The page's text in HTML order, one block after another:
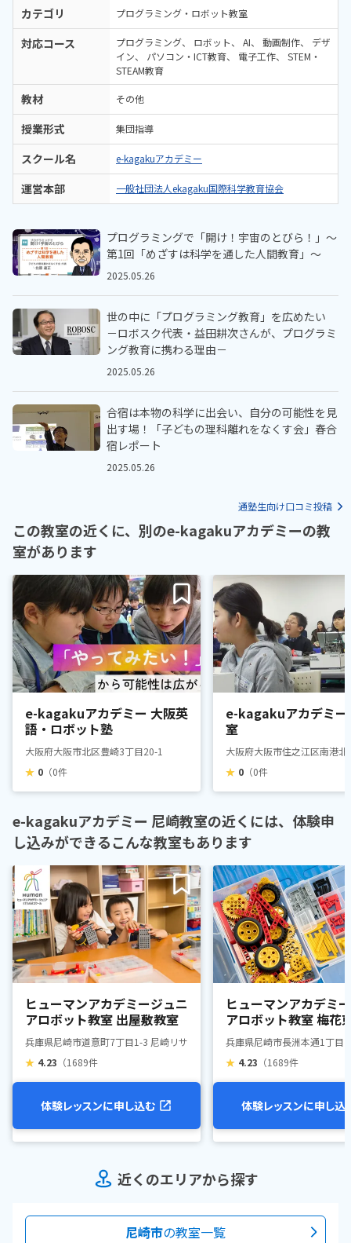
カテゴリ プログラミング・ロボット教室
対応コース プログラミング ロボット AI 動画制作
デザ
イン
パソコン・ICT教育 電子工作
STEM・
STEAM教育
教材 その他
授業形式 集団指導
スクール名 e-kagakuアカデミー
運営本部 一般社団法人ekagaku国際科学教育協会
プログラミングで「開け！宇宙のとびら！」～
第1回「めざすは科学を通した人間教育」～
2025.05.26
世の中に「プログラミング教育」を広めたい
－ロボスク代表・益田耕次さんが、プログラミ
ング教育に携わる理由－
2025.05.26
合宿は本物の科学に出会い、自分の可能性を見
出す場！「子どもの理科離れをなくす会」春合
宿レポート
2025.05.26
通塾生向け口コミ投稿
この教室の近くに、別のe-kagakuアカデミーの教
室があります
e-kagakuアカデミー 大阪英
語・ロボット塾
大阪府大阪市北区豊崎3丁目20-1
★ 0 （0件
e-kagakuアカデミー
室
大阪府大阪市住之江区南港
★ 0 （0件
e-kagakuアカデミー 尼崎教室の近くには、体験申
し込みができるこんな教室もあります
ヒューマンアカデミージュニ
アロボット教室 出屋敷教室
兵庫県尼崎市道意町7丁目1-3 尼崎リサーチ・インキュベーションセンター
★ 4.23 （1689件
体験レッスンに申し込む
ヒューマンアカデミ
アロボット教室 梅花
園教室
兵庫県尼崎市長洲本通1丁目
★ 4.23 （1689件
体験レッスンに申し込
近くのエリアから探す
尼崎市の教室一覧